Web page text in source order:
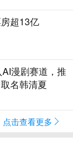
超13亿
漫剧赛道，推
名韩清夏
点击查看更多